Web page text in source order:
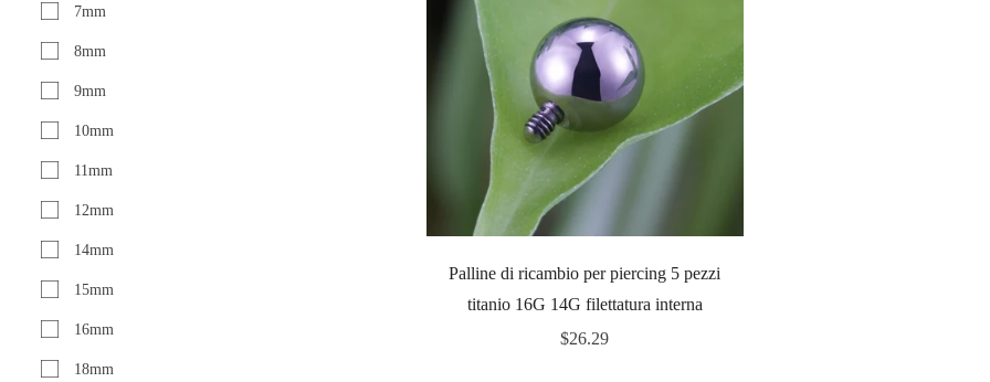
7mm
8mm
9mm
10mm
11mm
12mm
14mm
15mm
16mm
18mm
Palline di ricambio per piercing 5 pezzi
titanio 16G 14G filettatura interna
Prezzo
$26.29